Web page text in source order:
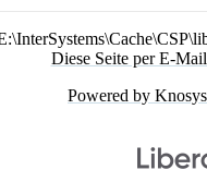
Diese Seite per E-
Powered by